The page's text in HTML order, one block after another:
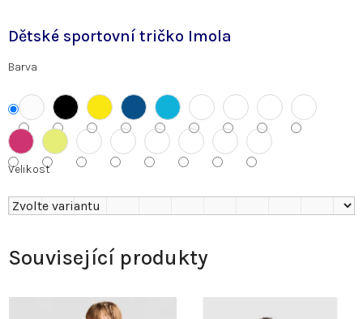
Dětské sportovní tričko Imola
Barva
Velikost
Související produkty